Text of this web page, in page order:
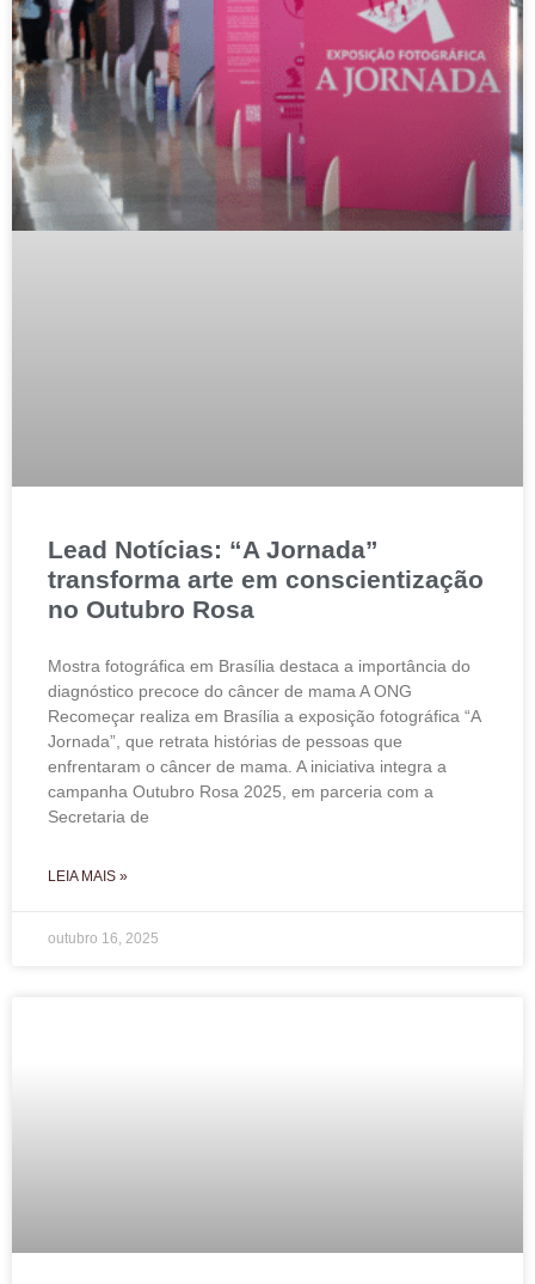
Lead Notícias: “A Jornada”
transforma arte em conscientização
no Outubro Rosa
Mostra fotográfica em Brasília destaca a importância do
diagnóstico precoce do câncer de mama A ONG
Recomeçar realiza em Brasília a exposição fotográfica “A
Jornada”, que retrata histórias de pessoas que
enfrentaram o câncer de mama. A iniciativa integra a
campanha Outubro Rosa 2025, em parceria com a
Secretaria de
LEIA MAIS »
outubro 16, 2025